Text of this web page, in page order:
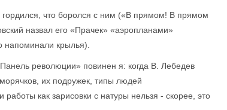
что боролся с ним («В прямом! В прямом
назвал его «Прачек» «аэропланами»
напоминали крылья).
революции» повинен я: когда В. Лебедев
их подружек, типы людей
как зарисовки с натуры нельзя - скорее, это